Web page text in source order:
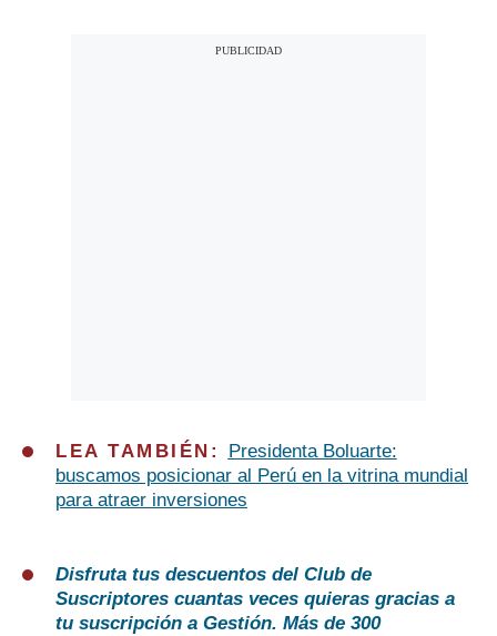
LEA TAMBIÉN:
Presidenta Boluarte:
buscamos posicionar al Perú en la vitrina mundial
para atraer inversiones
Disfruta tus descuentos del Club de
Suscriptores cuantas veces quieras gracias a
tu suscripción a Gestión. Más de 300